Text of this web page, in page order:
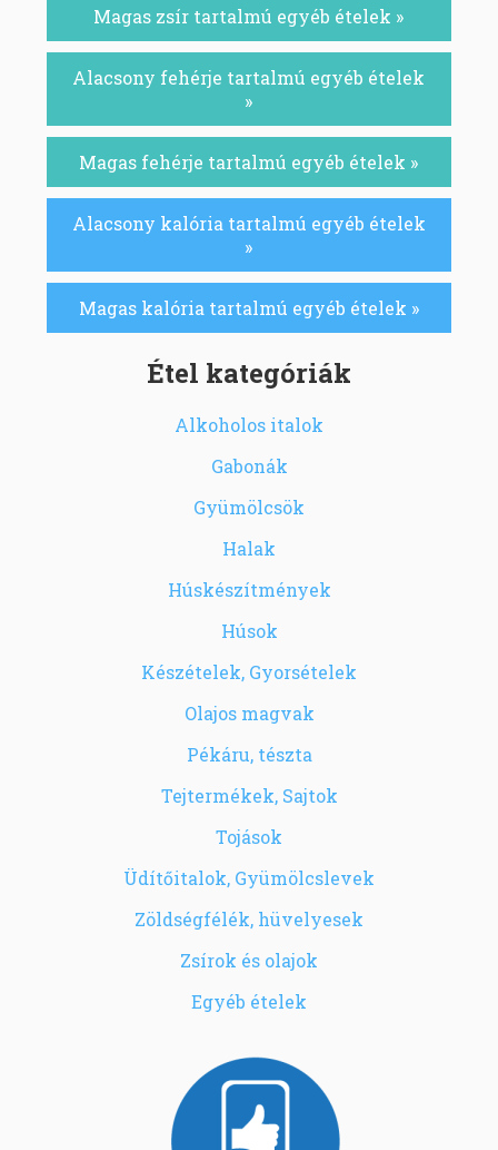
Magas zsír tartalmú egyéb ételek »
Alacsony fehérje tartalmú egyéb ételek
»
Magas fehérje tartalmú egyéb ételek »
Alacsony kalória tartalmú egyéb ételek
»
Magas kalória tartalmú egyéb ételek »
Étel kategóriák
Alkoholos italok
Gabonák
Gyümölcsök
Halak
Húskészítmények
Húsok
Készételek, Gyorsételek
Olajos magvak
Pékáru, tészta
Tejtermékek, Sajtok
Tojások
Üdítőitalok, Gyümölcslevek
Zöldségfélék, hüvelyesek
Zsírok és olajok
Egyéb ételek